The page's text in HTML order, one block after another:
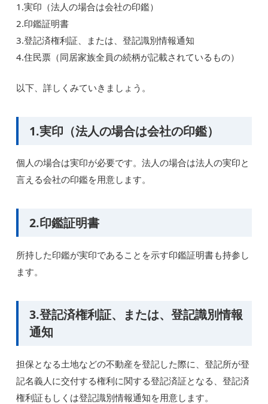
1.実印（法人の場合は会社の印鑑）
2.印鑑証明書
3.登記済権利証、または、登記識別情報通知
4.住民票（同居家族全員の続柄が記載されているもの）
以下、詳しくみていきましょう。
1.実印（法人の場合は会社の印鑑）
個人の場合は実印が必要です。法人の場合は法人の実印と
言える会社の印鑑を用意します。
2.印鑑証明書
所持した印鑑が実印であることを示す印鑑証明書も持参し
ます。
3.登記済権利証、または、登記識別情報
通知
担保となる土地などの不動産を登記した際に、登記所が登
記名義人に交付する権利に関する登記済証となる、登記済
権利証もしくは登記識別情報通知を用意します。